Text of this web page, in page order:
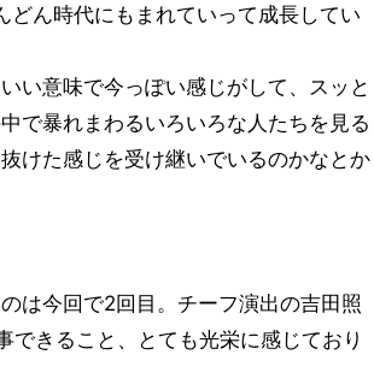
ん時代にもまれていって成長してい
い意味で今っぽい感じがして、スッと
で暴れまわるいろいろな人たちを見る
けた感じを受け継いでいるのかなとか
は今回で2回目。チーフ演出の吉田照
きること、とても光栄に感じており